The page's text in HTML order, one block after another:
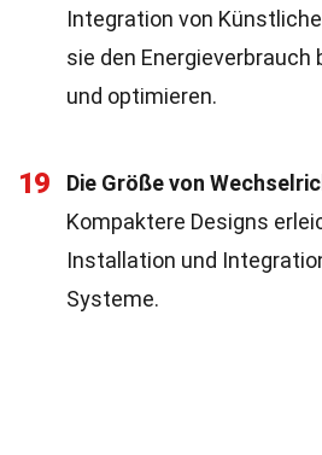
Integration von
sie den Energieverbrauch
und optimieren.
19
Die Größe von
Kompaktere Designs
Installation und
Systeme.